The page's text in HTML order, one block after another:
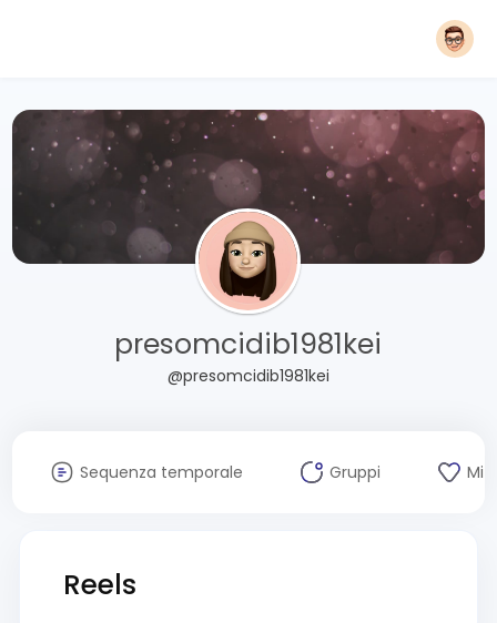
presomcidib1981kei
@presomcidib1981kei
Sequenza temporale Gruppi Mi
Reels